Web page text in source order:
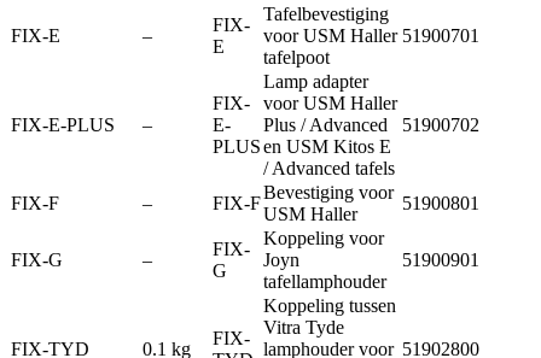
FIX-E –
FIX-
E
Tafelbevestiging
voor USM Haller
tafelpoot
51900701
FIX-E-PLUS –
FIX-
E-
PLUS
Lamp adapter
voor USM Haller
Plus / Advanced
en USM Kitos E
/ Advanced tafels
51900702
FIX-F – FIX-F
Bevestiging voor
USM Haller
51900801
FIX-G –
FIX-
G
Koppeling voor
Joyn
tafellamphouder
51900901
FIX-TYD 0.1 kg
FIX-
Koppeling tussen
Vitra Tyde
lamphouder voor 51902800